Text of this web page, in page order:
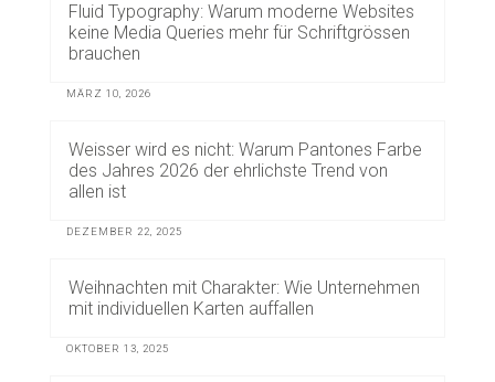
Fluid Typography: Warum moderne Websites
keine Media Queries mehr für Schriftgrössen
brauchen
MÄRZ 10, 2026
Weisser wird es nicht: Warum Pantones Farbe
des Jahres 2026 der ehrlichste Trend von
allen ist
DEZEMBER 22, 2025
Weihnachten mit Charakter: Wie Unternehmen
mit individuellen Karten auffallen
OKTOBER 13, 2025